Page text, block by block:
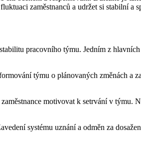
zaměstnanců a udržet si stabilní a
pracovního týmu. Jedním z
týmu o plánovaných změnách a
motivovat k setrvání v
systému uznání a odměn za